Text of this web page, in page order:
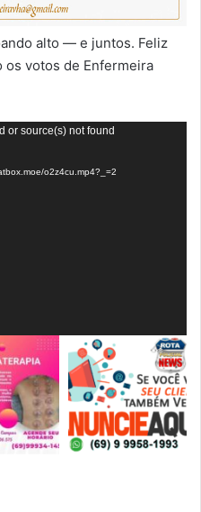
alto — e juntos. Feliz
os votos de Enfermeira
or source(s) not found
o2z4cu.mp4?_=2